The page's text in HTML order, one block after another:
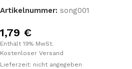
Artikelnummer: song001
1,79 €
Enthält 19% MwSt.
Kostenloser Versand
Lieferzeit: nicht angegeben